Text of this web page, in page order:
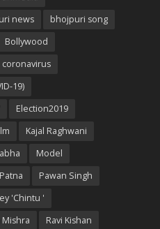
news
bhojpuri song
Bollywood
coronavirus
19)
Election2019
Kajal Raghwani
Model
Patna
Pawan Singh
'Chintu '
Mishra Ravi Kishan